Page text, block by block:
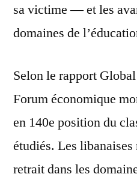
sa victime — et les
domaines de
Selon le rapport
Forum économique
en 140e position du
étudiés. Les libanaises
retrait dans les